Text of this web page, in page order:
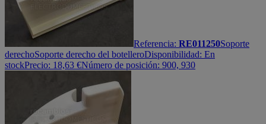
Referencia: RE011250Soporte
derechoSoporte derecho del botelleroDisponibilidad: En
stockPrecio: 18,63 €Número de posición: 900, 930